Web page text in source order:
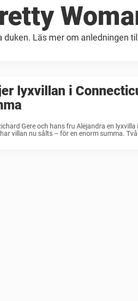
Läs mer om anledningen
lyxvillan i
Gere och hans fru Alejandra en lyxvilla
villan nu sålts – för en enorm summa.